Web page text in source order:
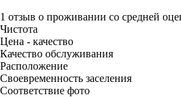
1 отзыв о проживании со средней
Чистота
Цена - качество
Качество обслуживания
Расположение
Своевременность заселения
Соответствие фото